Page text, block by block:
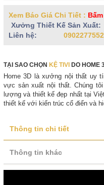
Xem Báo Giá Chi Tiết :
Xưởng Thiết Kế Sản Xuất:
Liên hệ:
0902277552
TẠI SAO CHỌN KỆ TIVI DO HOME
Home 3D là xưởng nội thất uy
vực sản xuất nội thất. Chúng
lượng và thiết kế đẹp nhất tại
thiết kế với kiến trúc cổ điển và
Thông tin chi tiết
Thông tin khác